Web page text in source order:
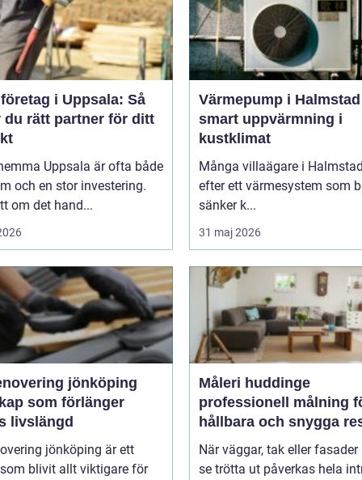
i Uppsala: Så
du rätt partner för ditt
Uppsala är ofta både
och en stor investering.
om det hand...
Värmepump i
smart uppvärmning i
kustklimat
Många villaägare i
efter ett värmesystem som
sänker k...
31 maj 2026
jönköping
som förlänger
livslängd
jönköping är ett
blivit allt viktigare för
Måleri huddinge
professionell målning
hållbara och snygga
När väggar, tak eller fasader
se trötta ut påverkas hela